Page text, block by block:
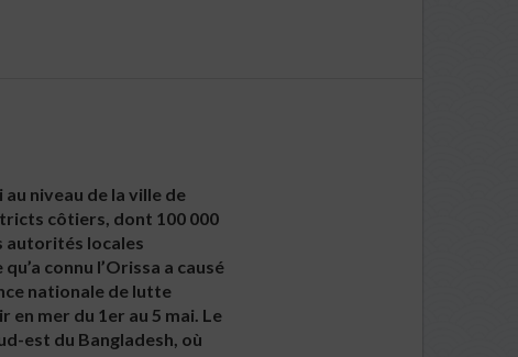
niveau de la ville de
côtiers, dont 100 000
autorités locales
connu l’Orissa a causé
nationale de lutte
mer du 1er au 5 mai. Le
est du Bangladesh, où